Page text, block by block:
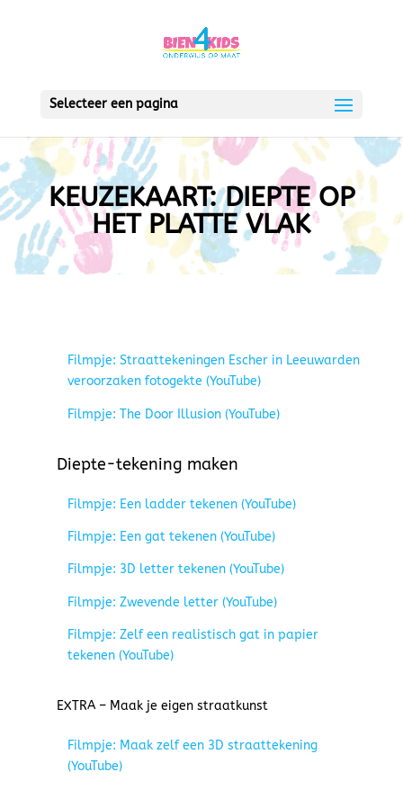
Selecteer een pagina
KEUZEKAART: DIEPTE OP
HET PLATTE VLAK
Filmpje: Straattekeningen Escher in Leeuwarden
veroorzaken fotogekte (YouTube)
Filmpje: The Door Illusion (YouTube)
Diepte-tekening maken
Filmpje: Een ladder tekenen (YouTube)
Filmpje: Een gat tekenen (YouTube)
Filmpje: 3D letter tekenen (YouTube)
Filmpje: Zwevende letter (YouTube)
Filmpje: Zelf een realistisch gat in papier
tekenen (YouTube)
EXTRA – Maak je eigen straatkunst
Filmpje: Maak zelf een 3D straattekening
(YouTube)